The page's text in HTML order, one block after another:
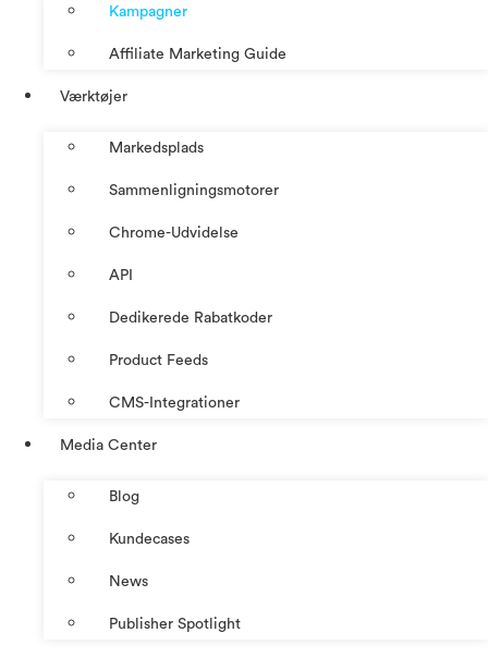
Kampagner
Affiliate Marketing Guide
Værktøjer
Markedsplads
Sammenligningsmotorer
Chrome-Udvidelse
API
Dedikerede Rabatkoder
Product Feeds
CMS-Integrationer
Media Center
Blog
Kundecases
News
Publisher Spotlight